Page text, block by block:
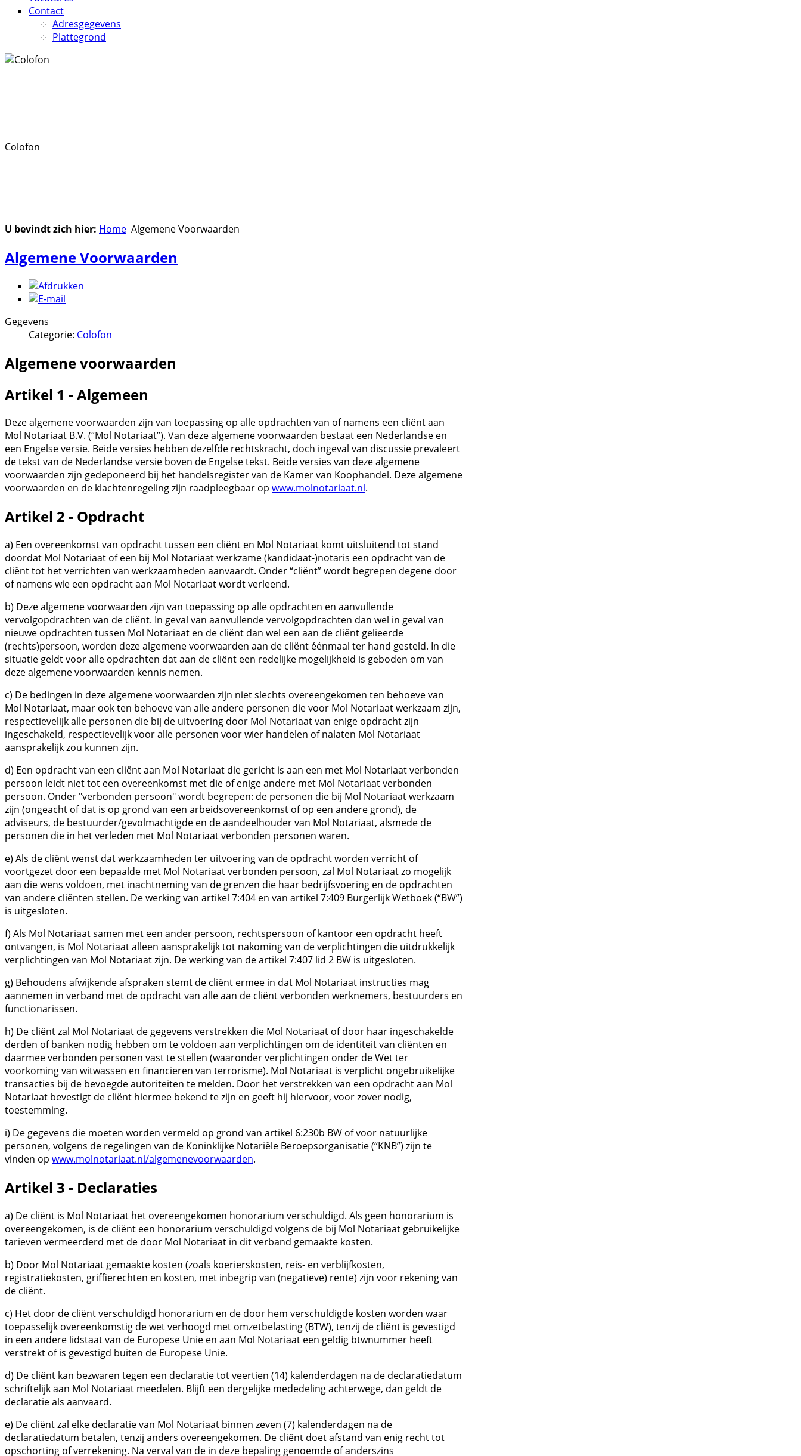
Contact
Adresgegevens
Plattegrond
Colofon
U bevindt zich hier: Home Algemene Voorwaarden
Algemene Voorwaarden
Gegevens
Categorie: Colofon
Algemene voorwaarden
Artikel 1 - Algemeen
Deze algemene voorwaarden zijn van toepassing op alle opdrachten van of namens een cliënt aan
Mol Notariaat B.V. (“Mol Notariaat”). Van deze algemene voorwaarden bestaat een Nederlandse en
een Engelse versie. Beide versies hebben dezelfde rechtskracht, doch ingeval van discussie prevaleert
de tekst van de Nederlandse versie boven de Engelse tekst. Beide versies van deze algemene
voorwaarden zijn gedeponeerd bij het handelsregister van de Kamer van Koophandel. Deze algemene
voorwaarden en de klachtenregeling zijn raadpleegbaar op www.molnotariaat.nl.
Artikel 2 - Opdracht
a) Een overeenkomst van opdracht tussen een cliënt en Mol Notariaat komt uitsluitend tot stand
doordat Mol Notariaat of een bij Mol Notariaat werkzame (kandidaat-)notaris een opdracht van de
cliënt tot het verrichten van werkzaamheden aanvaardt. Onder “cliënt” wordt begrepen degene door
of namens wie een opdracht aan Mol Notariaat wordt verleend.
b) Deze algemene voorwaarden zijn van toepassing op alle opdrachten en aanvullende
vervolgopdrachten van de cliënt. In geval van aanvullende vervolgopdrachten dan wel in geval van
nieuwe opdrachten tussen Mol Notariaat en de cliënt dan wel een aan de cliënt gelieerde
(rechts)persoon, worden deze algemene voorwaarden aan de cliënt éénmaal ter hand gesteld. In die
situatie geldt voor alle opdrachten dat aan de cliënt een redelijke mogelijkheid is geboden om van
deze algemene voorwaarden kennis nemen.
c) De bedingen in deze algemene voorwaarden zijn niet slechts overeengekomen ten behoeve van
Mol Notariaat, maar ook ten behoeve van alle andere personen die voor Mol Notariaat werkzaam zijn,
respectievelijk alle personen die bij de uitvoering door Mol Notariaat van enige opdracht zijn
ingeschakeld, respectievelijk voor alle personen voor wier handelen of nalaten Mol Notariaat
aansprakelijk zou kunnen zijn.
d) Een opdracht van een cliënt aan Mol Notariaat die gericht is aan een met Mol Notariaat verbonden
persoon leidt niet tot een overeenkomst met die of enige andere met Mol Notariaat verbonden
persoon. Onder "verbonden persoon" wordt begrepen: de personen die bij Mol Notariaat werkzaam
zijn (ongeacht of dat is op grond van een arbeidsovereenkomst of op een andere grond), de
adviseurs, de bestuurder/gevolmachtigde en de aandeelhouder van Mol Notariaat, alsmede de
personen die in het verleden met Mol Notariaat verbonden personen waren.
e) Als de cliënt wenst dat werkzaamheden ter uitvoering van de opdracht worden verricht of
voortgezet door een bepaalde met Mol Notariaat verbonden persoon, zal Mol Notariaat zo mogelijk
aan die wens voldoen, met inachtneming van de grenzen die haar bedrijfsvoering en de opdrachten
van andere cliënten stellen. De werking van artikel 7:404 en van artikel 7:409 Burgerlijk Wetboek (“BW”)
is uitgesloten.
f) Als Mol Notariaat samen met een ander persoon, rechtspersoon of kantoor een opdracht heeft
ontvangen, is Mol Notariaat alleen aansprakelijk tot nakoming van de verplichtingen die uitdrukkelijk
verplichtingen van Mol Notariaat zijn. De werking van de artikel 7:407 lid 2 BW is uitgesloten.
g) Behoudens afwijkende afspraken stemt de cliënt ermee in dat Mol Notariaat instructies mag
aannemen in verband met de opdracht van alle aan de cliënt verbonden werknemers, bestuurders en
functionarissen.
h) De cliënt zal Mol Notariaat de gegevens verstrekken die Mol Notariaat of door haar ingeschakelde
derden of banken nodig hebben om te voldoen aan verplichtingen om de identiteit van cliënten en
daarmee verbonden personen vast te stellen (waaronder verplichtingen onder de Wet ter
voorkoming van witwassen en financieren van terrorisme). Mol Notariaat is verplicht ongebruikelijke
transacties bij de bevoegde autoriteiten te melden. Door het verstrekken van een opdracht aan Mol
Notariaat bevestigt de cliënt hiermee bekend te zijn en geeft hij hiervoor, voor zover nodig,
toestemming.
i) De gegevens die moeten worden vermeld op grond van artikel 6:230b BW of voor natuurlijke
personen, volgens de regelingen van de Koninklijke Notariële Beroepsorganisatie (“KNB”) zijn te
vinden op www.molnotariaat.nl/algemenevoorwaarden.
Artikel 3 - Declaraties
a) De cliënt is Mol Notariaat het overeengekomen honorarium verschuldigd. Als geen honorarium is
overeengekomen, is de cliënt een honorarium verschuldigd volgens de bij Mol Notariaat gebruikelijke
tarieven vermeerderd met de door Mol Notariaat in dit verband gemaakte kosten.
b) Door Mol Notariaat gemaakte kosten (zoals koerierskosten, reis- en verblijfkosten,
registratiekosten, griffierechten en kosten, met inbegrip van (negatieve) rente) zijn voor rekening van
de cliënt.
c) Het door de cliënt verschuldigd honorarium en de door hem verschuldigde kosten worden waar
toepasselijk overeenkomstig de wet verhoogd met omzetbelasting (BTW), tenzij de cliënt is gevestigd
in een andere lidstaat van de Europese Unie en aan Mol Notariaat een geldig btwnummer heeft
verstrekt of is gevestigd buiten de Europese Unie.
d) De cliënt kan bezwaren tegen een declaratie tot veertien (14) kalenderdagen na de declaratiedatum
schriftelijk aan Mol Notariaat meedelen. Blijft een dergelijke mededeling achterwege, dan geldt de
declaratie als aanvaard.
e) De cliënt zal elke declaratie van Mol Notariaat binnen zeven (7) kalenderdagen na de
declaratiedatum betalen, tenzij anders overeengekomen. De cliënt doet afstand van enig recht tot
opschorting of verrekening. Na verval van de in deze bepaling genoemde of anderszins